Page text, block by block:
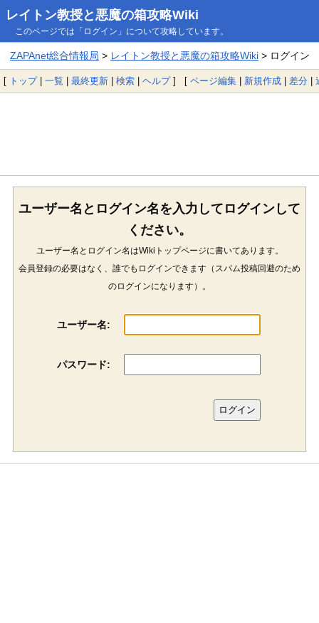
レイトン教授と悪魔の箱攻略Wiki
このページでは「ログイン」について攻略しています。
ZAPAnet総合情報局 > レイトン教授と悪魔の箱攻略Wiki> ログイン
[ トップ| 一覧 | 最終更新 | 検索 | ヘルプ] [ ページ編集 | 新規作成 | 差分 |
ユーザー名とログイン名を入力してログインして
ください。
ユーザー名とログイン名はWikiトップページに書いてあります。
会員登録の必要はなく、誰でもログインできます（スパム投稿回避のため
のログインになります）。
ユーザー名:
パスワード: